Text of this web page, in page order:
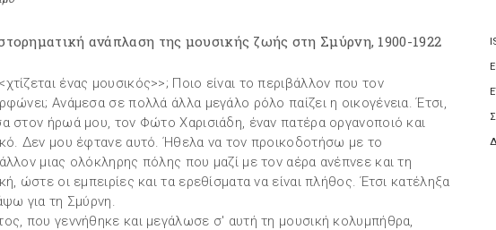
ανάπλαση της μουσικής ζωής στη Σμύρνη, 1900-1922
ένας μουσικός>>; Ποιο είναι το περιβάλλον που τον
Ανάμεσα σε πολλά άλλα μεγάλο ρόλο παίζει η οικογένεια. Έτσι,
στον ήρωά μου, τον Φώτο Χαρισιάδη, έναν πατέρα οργανοποιό και
Δεν μου έφτανε αυτό. Ήθελα να τον προικοδοτήσω με το
μιας ολόκληρης πόλης που μαζί με τον αέρα ανέπνεε και τη
ώστε οι εμπειρίες και τα ερεθίσματα να είναι πλήθος. Έτσι κατέληξα
για τη Σμύρνη.
που γεννήθηκε και μεγάλωσε σ' αυτή τη μουσική κολυμπήθρα,